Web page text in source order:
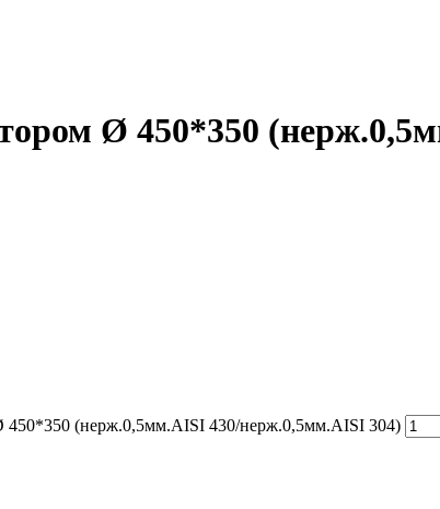
Ø 450*350
450*350 (нерж.0,5мм.AISI 430/нерж.0,5мм.AISI 304)